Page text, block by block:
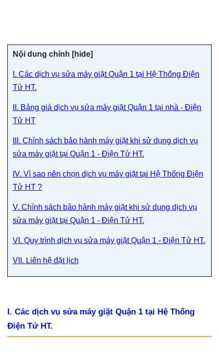
Nội dung chính [hide]
I. Các dịch vụ sửa máy giặt Quận 1 tại Hệ Thống Điện
Tử HT.
II. Bảng giá dịch vụ sửa máy giặt Quận 1 tại nhà - Điện
Tử HT
III. Chính sách bảo hành máy giặt khi sử dụng dịch vụ
sửa máy giặt tại Quận 1 - Điện Tử HT.
IV. Vì sao nên chọn dịch vụ máy giặt tại Hệ Thống Điện
Tử HT ?
V. Chính sách bảo hành máy giặt khi sử dụng dịch vụ
sửa máy giặt tại Quận 1 - Điện Tử HT.
VI. Quy trình dịch vụ sửa máy giặt Quận 1 - Điện Tử HT.
VII. Liên hệ đặt lịch
I. Các dịch vụ sửa máy giặt Quận 1 tại Hệ Thống
Điện Tử HT.